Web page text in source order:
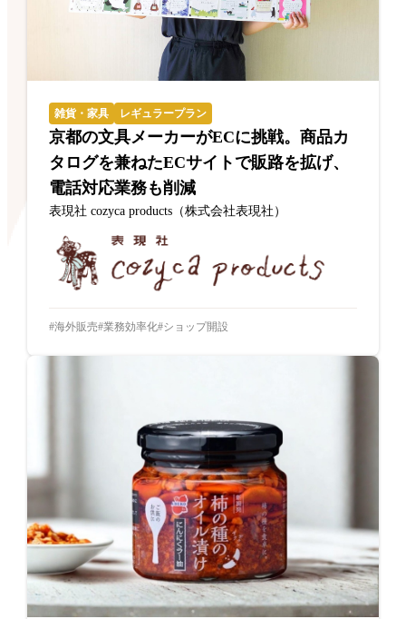
雑貨・家具 レギュラープラン
京都の文具メーカーがECに挑戦。商品カ
タログを兼ねたECサイトで販路を拡げ、
電話対応業務も削減
表現社 cozyca products（株式会社表現社）
海外販売 業務効率化 ショップ開設